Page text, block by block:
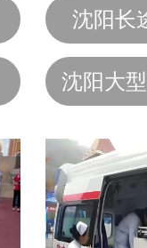
沈阳长
沈阳大